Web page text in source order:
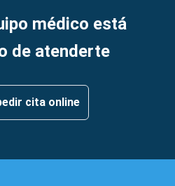
médico está
de atenderte
cita online